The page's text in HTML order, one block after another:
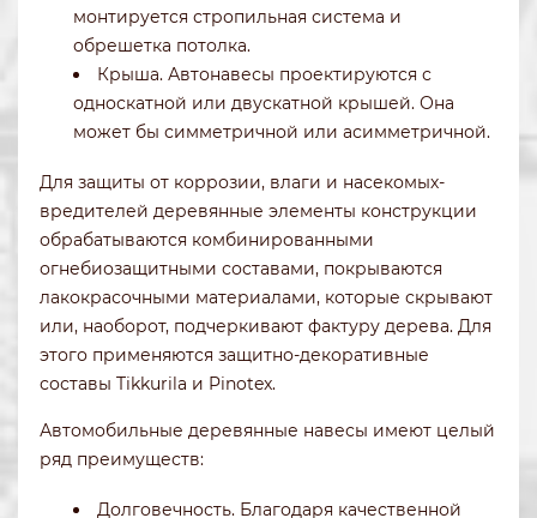
монтируется стропильная система и
обрешетка потолка.
Крыша. Автонавесы проектируются с
односкатной или двускатной крышей. Она
может бы симметричной или асимметричной.
Для защиты от коррозии, влаги и насекомых-
вредителей деревянные элементы конструкции
обрабатываются комбинированными
огнебиозащитными составами, покрываются
лакокрасочными материалами, которые скрывают
или, наоборот, подчеркивают фактуру дерева. Для
этого применяются защитно-декоративные
составы Tikkurila и Pinotex.
Автомобильные деревянные навесы имеют целый
ряд преимуществ:
Долговечность. Благодаря качественной